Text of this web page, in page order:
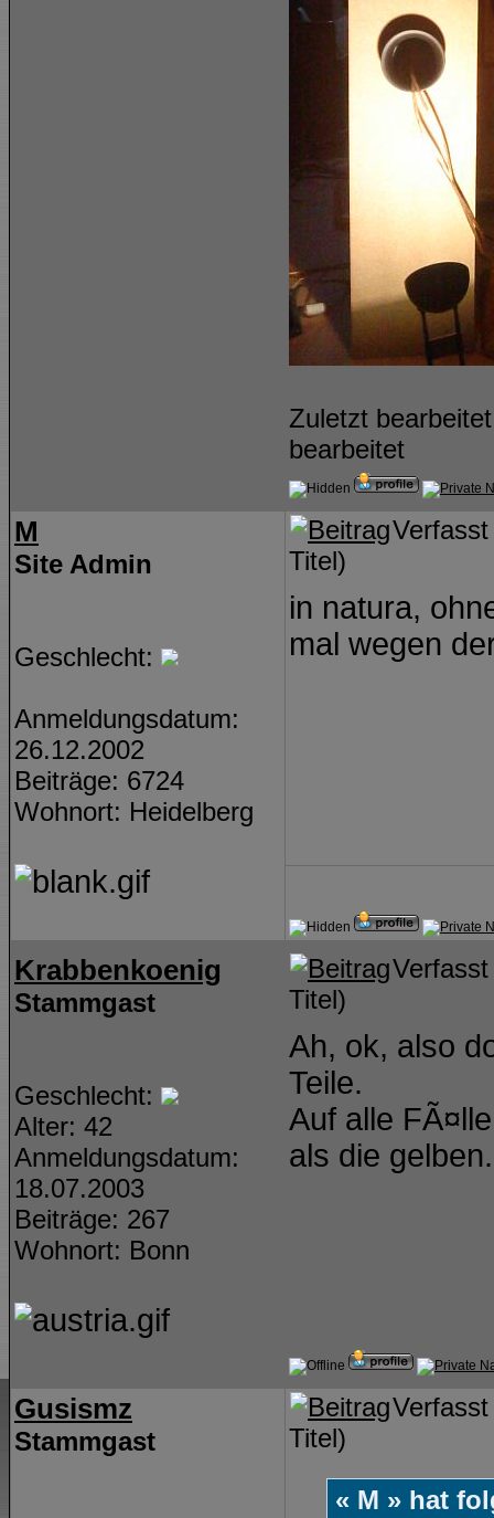
Zuletzt
bearbeitet
M
Site Admin
Geschlecht:
Anmeldungsdatum:
26.12.2002
Beiträge: 6724
Wohnort: Heidelberg
Titel)
in natura,
mal wegen
Krabbenkoenig
Stammgast
Geschlecht:
Alter: 42
Anmeldungsdatum:
18.07.2003
Beiträge: 267
Wohnort: Bonn
Titel)
Ah, ok, also
Teile.
Auf alle
als die
Gusismz
Stammgast
Titel)
« M » hat